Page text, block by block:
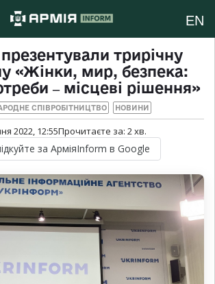
EN
трирічну
«Жінки, мир, безпека:
‒ місцеві рішення»
СПІВРОБІТНИЦТВО НОВИНИ
2022, 12:55Прочитаєте за: 2хв.
за АрміяInform в Google